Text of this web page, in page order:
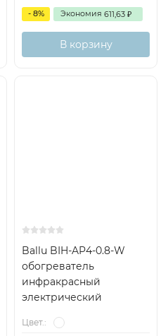
- 8% Экономия 611,63 ₽
В корзину
Ballu BIH-AP4-0.8-W
обогреватель
инфракрасный
электрический
Цвет.: